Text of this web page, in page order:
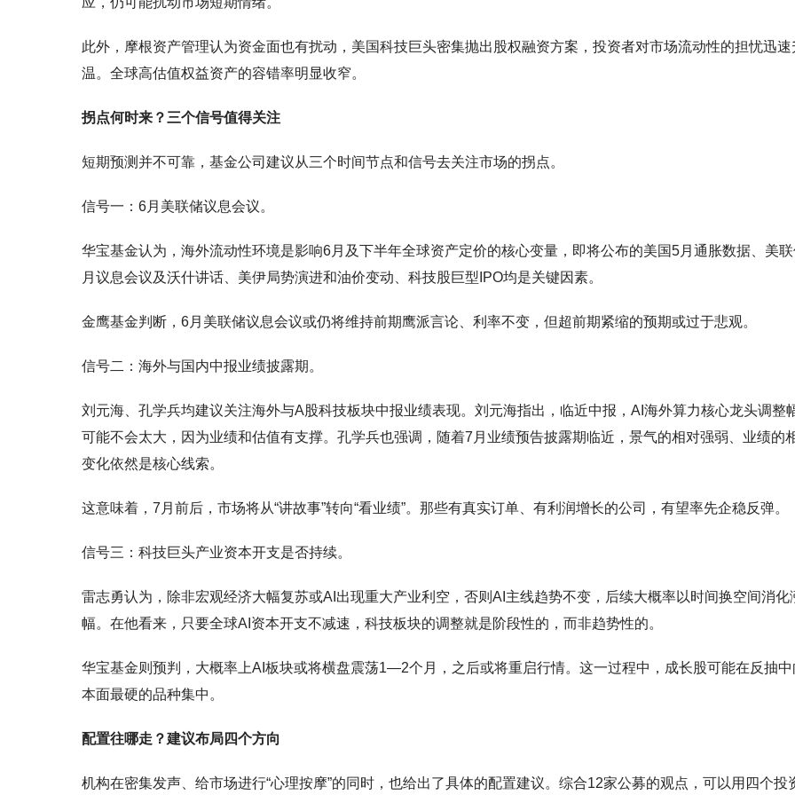
此外，摩根资产管理认为资金面也有扰动，美国科技巨头密集抛出股权融资方案，投资者对市场流动性的担忧迅速
温。全球高估值权益资产的容错率明显收窄。
拐点何时来？三个信号值得关注
短期预测并不可靠，基金公司建议从三个时间节点和信号去关注市场的拐点。
信号一：6月美联储议息会议。
华宝基金认为，海外流动性环境是影响6月及下半年全球资产定价的核心变量，即将公布的美国5月通胀数据、美
月议息会议及沃什讲话、美伊局势演进和油价变动、科技股巨型IPO均是关键因素。
金鹰基金判断，6月美联储议息会议或仍将维持前期鹰派言论、利率不变，但超前期紧缩的预期或过于悲观。
信号二：海外与国内中报业绩披露期。
刘元海、孔学兵均建议关注海外与A股科技板块中报业绩表现。刘元海指出，临近中报，AI海外算力核心龙头调整
可能不会太大，因为业绩和估值有支撑。孔学兵也强调，随着7月业绩预告披露期临近，景气的相对强弱、业绩的
变化依然是核心线索。
这意味着，7月前后，市场将从“讲故事”转向“看业绩”。那些有真实订单、有利润增长的公司，有望率先企稳反弹。
信号三：科技巨头产业资本开支是否持续。
雷志勇认为，除非宏观经济大幅复苏或AI出现重大产业利空，否则AI主线趋势不变，后续大概率以时间换空间消化
幅。在他看来，只要全球AI资本开支不减速，科技板块的调整就是阶段性的，而非趋势性的。
华宝基金则预判，大概率上AI板块或将横盘震荡1—2个月，之后或将重启行情。这一过程中，成长股可能在反抽中
本面最硬的品种集中。
配置往哪走？建议布局四个方向
机构在密集发声、给市场进行“心理按摩”的同时，也给出了具体的配置建议。综合12家公募的观点，可以用四个投